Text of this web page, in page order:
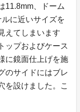
11.8mm、ドーム
に近いサイズを
えてしまいます
ップおよびケース
に鏡面仕上げを施
のサイドにはブレ
を設けました。こ